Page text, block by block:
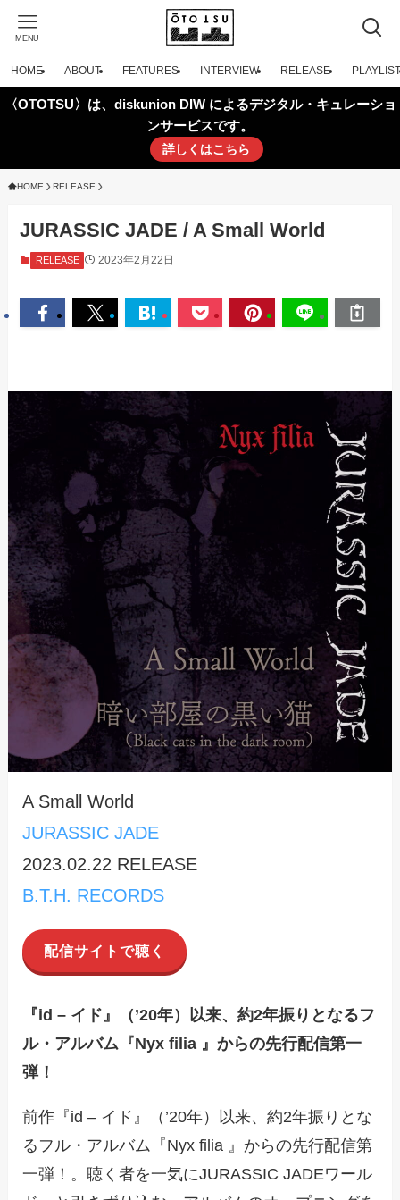
MENU
HOME ABOUT FEATURES INTERVIEW RELEASE PLAYLIST
〈OTOTSU〉は、diskunion DIW によるデジタル・キュレーショ
ンサービスです。
詳しくはこちら
HOME RELEASE
JURASSIC JADE / A Small World
RELEASE 2023年2月22日
A Small World
JURASSIC JADE
2023.02.22 RELEASE
B.T.H. RECORDS
配信サイトで聴く
『id – イド』（’20年）以来、約2年振りとなるフ
ル・アルバム『Nyx filia 』からの先行配信第一
弾！
前作『id – イド』（’20年）以来、約2年振りとな
るフル・アルバム『Nyx filia 』からの先行配信第
一弾！。聴く者を一気にJURASSIC JADEワール